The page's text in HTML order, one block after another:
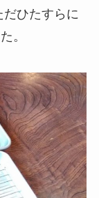
ひたすらに
。